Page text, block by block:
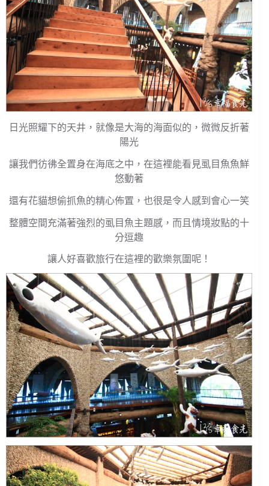
日光照耀下的天井，就像是大海的海面似的，微微反折著
陽光
讓我們彷彿全置身在海底之中，在這裡能看見虱目魚魚鮮
悠動著
還有花貓想偷抓魚的精心佈置，也很是令人感到會心一笑
整體空間充滿著強烈的虱目魚主題感，而且情境妝點的十
分逗趣
讓人好喜歡旅行在這裡的歡樂氛圍呢！